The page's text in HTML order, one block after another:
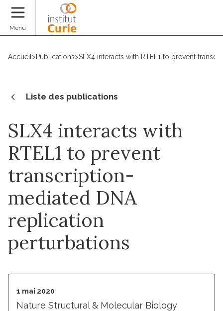
Menu
Accueil >Publications>SLX4 interacts with RTEL1 to prevent
Liste des publications
SLX4 interacts with
RTEL1 to prevent
transcription-
mediated DNA
replication
perturbations
1 mai 2020
Nature Structural & Molecular Biology